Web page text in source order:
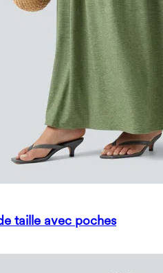
taille avec poches